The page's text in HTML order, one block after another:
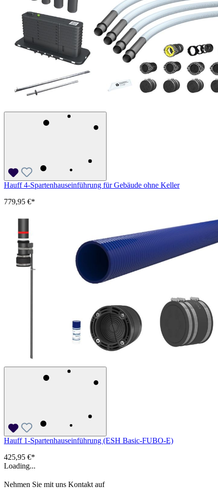
Hauff 4-Spartenhauseinführung für Gebäude ohne Keller
779,95 €*
Hauff 1-Spartenhauseinführung (ESH Basic-FUBO-E)
425,95 €*
Loading...
Nehmen Sie mit uns Kontakt auf